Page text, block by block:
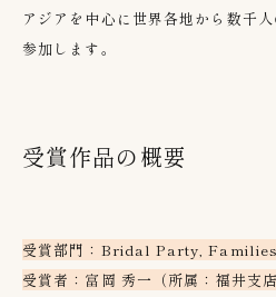
アジアを中心に世界各地から数千
参加します。
受賞作品の概要
受賞部門：Bridal Party,
受賞者：富岡 秀一（所属：福井支